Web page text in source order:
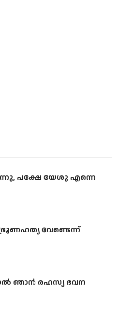
പക്ഷേ യേശു എന്നെ
വേണ്ടെന്ന്
ഞാൻ രഹസ്യ ഭവന